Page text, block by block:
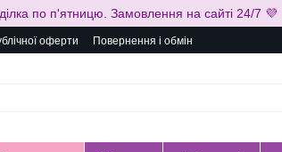
по п'ятницю. Замовлення на сайті 24/7 💜
оферти Повернення і обмін